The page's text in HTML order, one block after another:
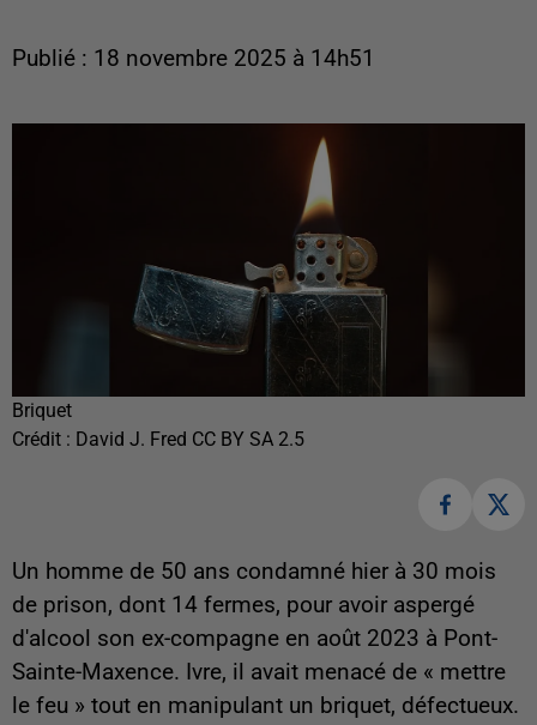
Publié : 18 novembre 2025 à 14h51
Briquet
Crédit : David J. Fred CC BY SA 2.5
Un homme de 50 ans condamné hier à 30 mois
de prison, dont 14 fermes, pour avoir aspergé
d'alcool son ex-compagne en août 2023 à Pont-
Sainte-Maxence. Ivre, il avait menacé de « mettre
le feu » tout en manipulant un briquet, défectueux.